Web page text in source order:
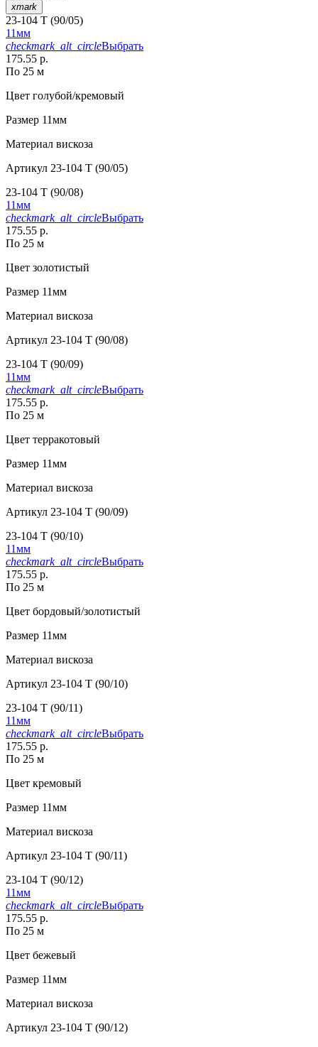
xmark
23-104 T (90/05)
11мм
checkmark_alt_circleВыбрать
175.55 р.
По 25 м
Цвет голубой/кремовый
Размер 11мм
Материал вискоза
Артикул 23-104 T (90/05)
23-104 T (90/08)
11мм
checkmark_alt_circleВыбрать
175.55 р.
По 25 м
Цвет золотистый
Размер 11мм
Материал вискоза
Артикул 23-104 T (90/08)
23-104 T (90/09)
11мм
checkmark_alt_circleВыбрать
175.55 р.
По 25 м
Цвет терракотовый
Размер 11мм
Материал вискоза
Артикул 23-104 T (90/09)
23-104 T (90/10)
11мм
checkmark_alt_circleВыбрать
175.55 р.
По 25 м
Цвет бордовый/золотистый
Размер 11мм
Материал вискоза
Артикул 23-104 T (90/10)
23-104 T (90/11)
11мм
checkmark_alt_circleВыбрать
175.55 р.
По 25 м
Цвет кремовый
Размер 11мм
Материал вискоза
Артикул 23-104 T (90/11)
23-104 T (90/12)
11мм
checkmark_alt_circleВыбрать
175.55 р.
По 25 м
Цвет бежевый
Размер 11мм
Материал вискоза
Артикул 23-104 T (90/12)